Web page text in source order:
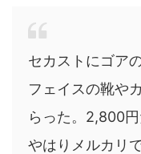
セカストにゴア
フェイスの靴や
らった。2,800
やはりメルカリ